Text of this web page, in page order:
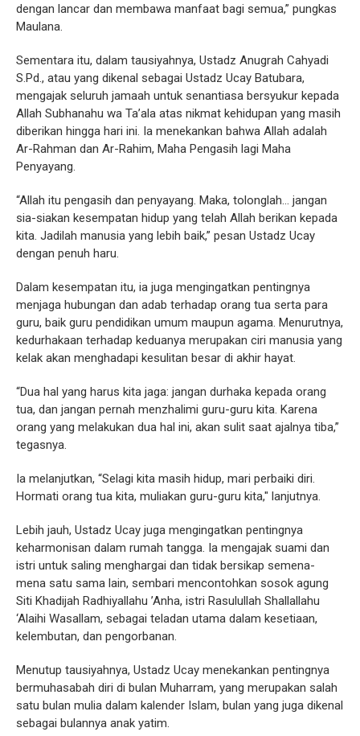
dengan lancar dan membawa manfaat bagi semua,” pungkas
Maulana.
Sementara itu, dalam tausiyahnya, Ustadz Anugrah Cahyadi
S.Pd., atau yang dikenal sebagai Ustadz Ucay Batubara,
mengajak seluruh jamaah untuk senantiasa bersyukur kepada
Allah Subhanahu wa Ta’ala atas nikmat kehidupan yang masih
diberikan hingga hari ini. Ia menekankan bahwa Allah adalah
Ar-Rahman dan Ar-Rahim, Maha Pengasih lagi Maha
Penyayang.
“Allah itu pengasih dan penyayang. Maka, tolonglah… jangan
sia-siakan kesempatan hidup yang telah Allah berikan kepada
kita. Jadilah manusia yang lebih baik,” pesan Ustadz Ucay
dengan penuh haru.
Dalam kesempatan itu, ia juga mengingatkan pentingnya
menjaga hubungan dan adab terhadap orang tua serta para
guru, baik guru pendidikan umum maupun agama. Menurutnya,
kedurhakaan terhadap keduanya merupakan ciri manusia yang
kelak akan menghadapi kesulitan besar di akhir hayat.
“Dua hal yang harus kita jaga: jangan durhaka kepada orang
tua, dan jangan pernah menzhalimi guru-guru kita. Karena
orang yang melakukan dua hal ini, akan sulit saat ajalnya tiba,”
tegasnya.
Ia melanjutkan, “Selagi kita masih hidup, mari perbaiki diri.
Hormati orang tua kita, muliakan guru-guru kita," lanjutnya.
Lebih jauh, Ustadz Ucay juga mengingatkan pentingnya
keharmonisan dalam rumah tangga. Ia mengajak suami dan
istri untuk saling menghargai dan tidak bersikap semena-
mena satu sama lain, sembari mencontohkan sosok agung
Siti Khadijah Radhiyallahu ’Anha, istri Rasulullah Shallallahu
‘Alaihi Wasallam, sebagai teladan utama dalam kesetiaan,
kelembutan, dan pengorbanan.
Menutup tausiyahnya, Ustadz Ucay menekankan pentingnya
bermuhasabah diri di bulan Muharram, yang merupakan salah
satu bulan mulia dalam kalender Islam, bulan yang juga dikenal
sebagai bulannya anak yatim.